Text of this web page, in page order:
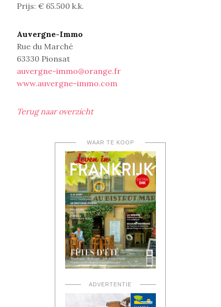
Prijs: € 65.500 k.k.
Auvergne-Immo
Rue du Marché
63330 Pionsat
auvergne-immo@orange.fr
www.auvergne-immo.com
Terug naar overzicht
WAAR TE KOOP
ADVERTENTIE